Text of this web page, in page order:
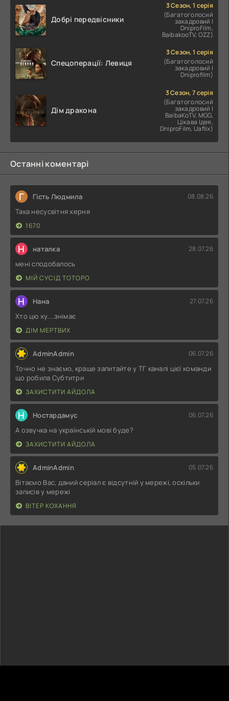
Добрі передвісники
3 Сезон, 1 серія
(Багатоголосий
закадровий |
DniproFilm,
BaibakooTV, OZZ)
Спецоперації: Левиця
3 Сезон, 1 серія
(Багатоголосий
закадровий |
Dniprofilm)
Дім дракона
3 Сезон, 7 серія
(Багатоголосий
закадровий |
BaibaKoTV, MGG,
Цікава Ідея,
DniproFilm, Uaflix)
Останні коментарі
Г Гість Людмила 08.08.26
Така несусвітня херня
1670
Н наталка 28.07.26
мені сподобалось
МІЙ СУСІД ТОТОРО
Н Нана 27.07.26
Хто цю ху....знімає
ДІМ МЕРТВИХ
AdminAdmin 06.07.26
Точно не знаємо, краще запитайте у ТГ каналі цієї команди
що робила Субтитри
ЗАХИСТИТИ АЙДОЛА
Н Ностардамус 06.07.26
А озвучка на українській мові буде?
ЗАХИСТИТИ АЙДОЛА
AdminAdmin 05.07.26
Вітаємо Вас, даний серіал є відсутній у мережі, оскільки
записів у мережі
ВІТЕР КОХАННЯ